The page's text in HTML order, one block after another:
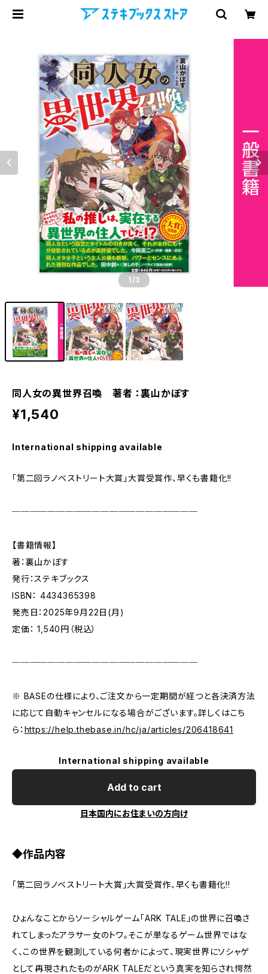
1 /3
同人女の異世界召喚 著者 ：裏山かぼす
¥1,540
International shipping available
「第二回ラノベストリート大賞」大賞受賞作、早くも書籍化!!
─────────────────────
【書籍情報】
著：裏山かぼす
発行：ステキブックス
ISBN： 4434365398
発売日：2025年9月22日(月)
定価： 1,540円（税込）
─────────────────────
※ BASEの仕様により、ご注文から一定期間が経つと各決済方法
に応じて自動キャンセルになる場合がございます。詳しくはこち
ら： https://help.thebase.in/hc/ja/articles/206418641
International shipping available
Add to cart
日本国内にお住まいの方向け
◆作品内容
「第二回ラノベストリート大賞」大賞受賞作、早くも書籍化!!
ひょんなことからソーシャルゲーム「ARK TALE」の世界に召喚さ
れてしまったアラサー女のトワ。そこが単なるゲーム世界ではな
く、この世界を観測している何者かによって、現実世界にソシャゲ
として再現されたものがARK TALEだという真実を知らされ愕然